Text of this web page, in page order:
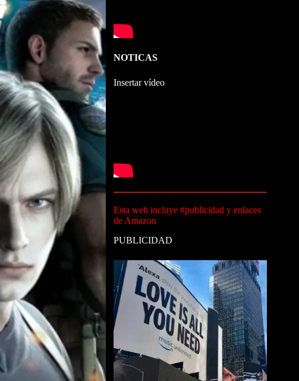
NOTICAS
Insertar vídeo
Esta web incluye #publicidad y enlaces
de Amazon
PUBLICIDAD